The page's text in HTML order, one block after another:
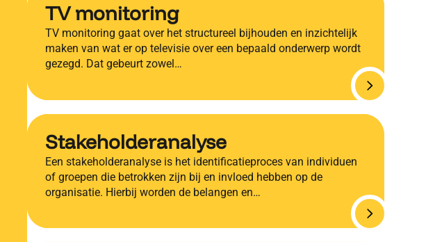
TV monitoring
TV monitoring gaat over het structureel bijhouden en inzichtelijk
maken van wat er op televisie over een bepaald onderwerp wordt
gezegd. Dat gebeurt zowel…
Stakeholderanalyse
Een stakeholderanalyse is het identificatieproces van individuen
of groepen die betrokken zijn bij en invloed hebben op de
organisatie. Hierbij worden de belangen en…